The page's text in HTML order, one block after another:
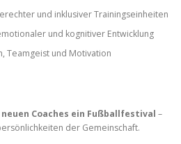
und inklusiver Trainingseinheiten
und kognitiver Entwicklung
Teamgeist und Motivation
Coaches ein Fußballfestival –
der Gemeinschaft.